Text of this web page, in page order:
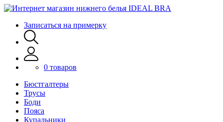
Записаться на примерку
0 товаров
Бюстгалтеры
Трусы
Боди
Пояса
Купальники